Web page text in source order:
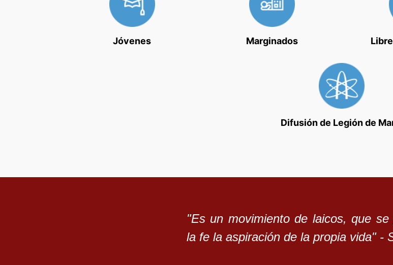
Jóvenes Marginados
Difusión de Legión de
"Es un movimiento de laicos, que
la fe la aspiración de la propia vida" -